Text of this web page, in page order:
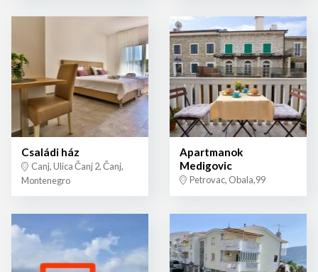
Családi ház
Canj, Ulica Čanj 2, Čanj,
Montenegro
Apartmanok
Medigovic
Petrovac, Obala,99